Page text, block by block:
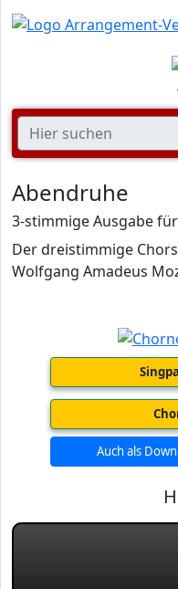
Abendruhe
3-stimmige Ausgabe
Der dreistimmige
Wolfgang Amadeus
Auch als